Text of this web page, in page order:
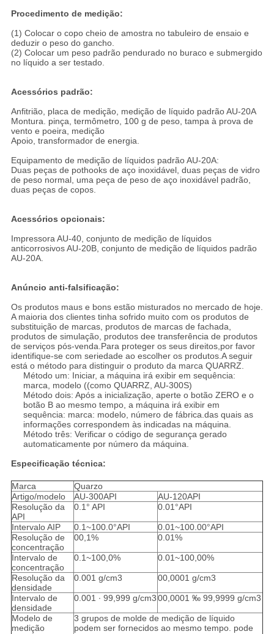
Procedimento de medição:
(1) Colocar o copo cheio de amostra no tabuleiro de ensaio e
deduzir o peso do gancho.
(2) Colocar um peso padrão pendurado no buraco e submergido
no líquido a ser testado.
Acessórios padrão:
Anfitrião, placa de medição, medição de líquido padrão AU-20A
Montura. pinça, termômetro, 100 g de peso, tampa à prova de
vento e poeira, medição
Apoio, transformador de energia.
Equipamento de medição de líquidos padrão AU-20A:
Duas peças de pothooks de aço inoxidável, duas peças de vidro
de peso normal, uma peça de peso de aço inoxidável padrão,
duas peças de copos.
Acessórios opcionais:
Impressora AU-40, conjunto de medição de líquidos
anticorrosivos AU-20B, conjunto de medição de líquidos padrão
AU-20A.
Anúncio anti-falsificação:
Os produtos maus e bons estão misturados no mercado de hoje.
A maioria dos clientes tinha sofrido muito com os produtos de
substituição de marcas, produtos de marcas de fachada,
produtos de simulação, produtos dee transferência de produtos
de serviços pós-venda.Para proteger os seus direitos,por favor
identifique-se com seriedade ao escolher os produtos.A seguir
está o método para distinguir o produto da marca QUARRZ.
Método um: Iniciar, a máquina irá exibir em sequência:
marca, modelo ((como QUARRZ, AU-300S)
Método dois: Após a inicialização, aperte o botão ZERO e o
botão B ao mesmo tempo, a máquina irá exibir em
sequência: marca: modelo, número de fábrica.das quais as
informações correspondem às indicadas na máquina.
Método três: Verificar o código de segurança gerado
automaticamente por número da máquina.
Especificação técnica:
Marca
Quarzo
Artigo/modelo
AU-300API
AU-120API
Resolução da
API
0.1° API 0.01°API
Intervalo AIP 0.1~100.0°API
0.01~100.00°API
Resolução de
concentração
00,1% 0.01%
Intervalo de
concentração
0.1~100,0% 0.01~100,00%
Resolução da
densidade
0.001 g/cm3 00,0001 g/cm3
Intervalo de
densidade
0.001 ∙ 99,999 g/cm300,0001 ‰ 99,9999 g/cm3
Modelo de
medição
3 grupos de molde de medição de líquido
podem ser fornecidos ao mesmo tempo. pode